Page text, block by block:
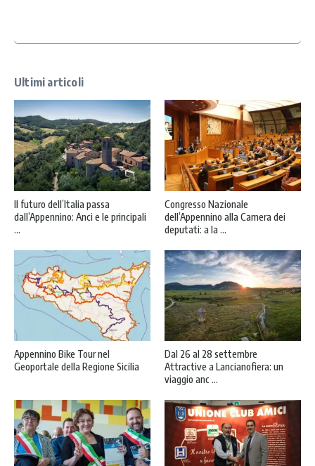
Ultimi articoli
Il futuro dell’Italia passa
dall’Appennino: Anci e le principali
...
Congresso Nazionale
dell’Appennino alla Camera dei
deputati: a la ...
Appennino Bike Tour nel
Geoportale della Regione Sicilia
Dal 26 al 28 settembre
Attractive a Lancianofiera: un
viaggio anc ...